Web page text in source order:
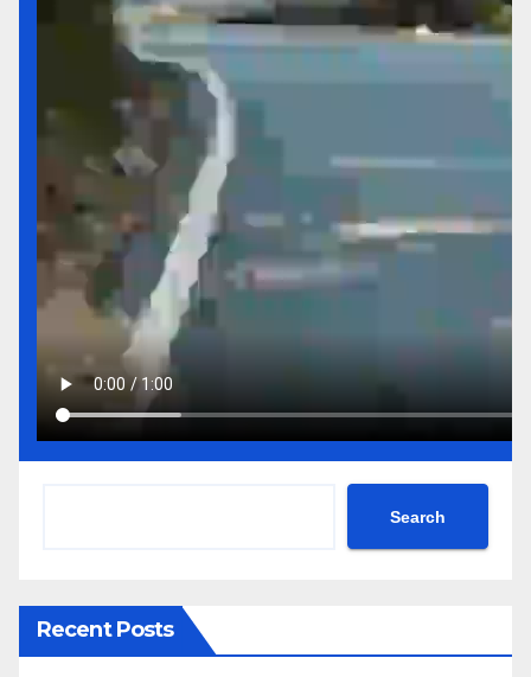
Search
Recent Posts